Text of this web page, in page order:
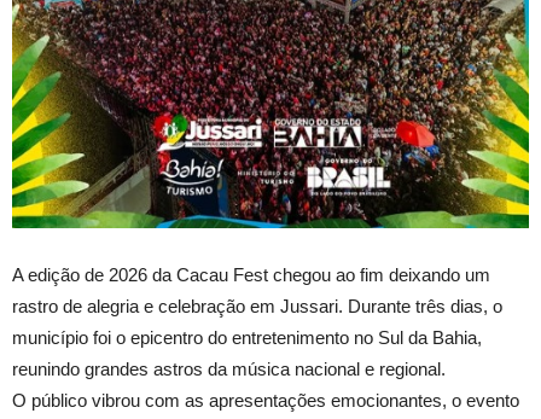
A edição de 2026 da Cacau Fest chegou ao fim deixando um
rastro de alegria e celebração em Jussari. Durante três dias, o
município foi o epicentro do entretenimento no Sul da Bahia,
reunindo grandes astros da música nacional e regional.
O público vibrou com as apresentações emocionantes, o evento